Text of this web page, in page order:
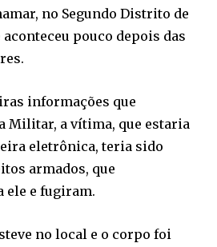
no Segundo Distrito de
aconteceu pouco depois das
informações que
Militar, a vítima, que estaria
eletrônica, teria sido
armados, que
ele e fugiram.
no local e o corpo foi